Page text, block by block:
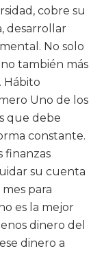
cobre su
desarrollar
No solo
también más
Hábito
Uno de los
que debe
constante.
finanzas
su cuenta
para
es la mejor
dinero del
dinero a